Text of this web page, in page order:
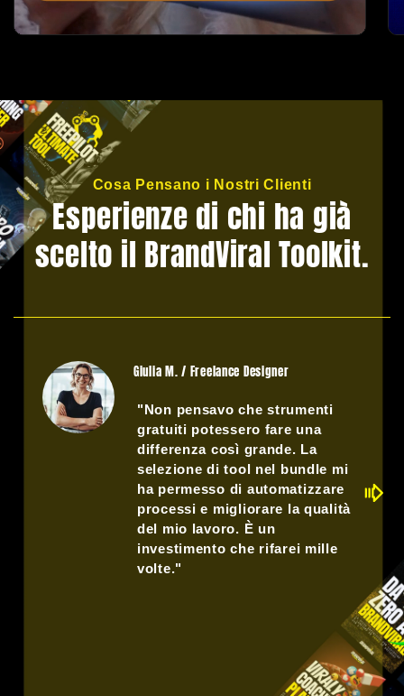
Cosa Pensano i Nostri Clienti
Esperienze di chi ha già
scelto il BrandViral Toolkit.
Giulia M. / Freelance Designer
"Non pensavo che strumenti
gratuiti potessero fare una
differenza così grande. La
selezione di tool nel bundle mi
ha permesso di automatizzare
processi e migliorare la qualità
del mio lavoro. È un
investimento che rifarei mille
volte."